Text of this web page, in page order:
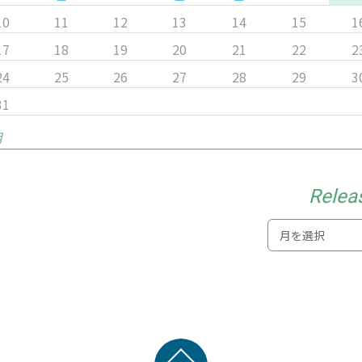
11 12 13 14 15
18 19 20 21 22
25 26 27 28 29